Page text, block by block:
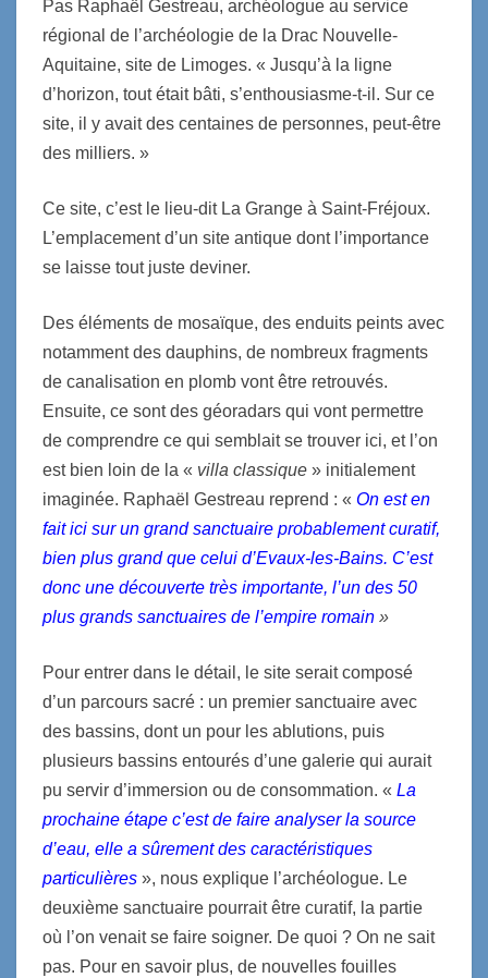
Pas Raphaël Gestreau, archéologue au service
régional de l’archéologie de la Drac Nouvelle-
Aquitaine, site de Limoges. « Jusqu’à la ligne
d’horizon, tout était bâti, s’enthousiasme-t-il. Sur ce
site, il y avait des centaines de personnes, peut-être
des milliers. »
Ce site, c’est le lieu-dit La Grange à Saint-Fréjoux.
L’emplacement d’un site antique dont l’importance
se laisse tout juste deviner.
Des éléments de mosaïque, des enduits peints avec
notamment des dauphins, de nombreux fragments
de canalisation en plomb vont être retrouvés.
Ensuite, ce sont des géoradars qui vont permettre
de comprendre ce qui semblait se trouver ici, et l’on
est bien loin de la « villa classique » initialement
imaginée. Raphaël Gestreau reprend : « On est en
fait ici sur un grand sanctuaire probablement curatif,
bien plus grand que celui d’Evaux-les-Bains. C’est
donc une découverte très importante, l’un des 50
plus grands sanctuaires de l’empire romain »
Pour entrer dans le détail, le site serait composé
d’un parcours sacré : un premier sanctuaire avec
des bassins, dont un pour les ablutions, puis
plusieurs bassins entourés d’une galerie qui aurait
pu servir d’immersion ou de consommation. « La
prochaine étape c’est de faire analyser la source
d’eau, elle a sûrement des caractéristiques
particulières », nous explique l’archéologue. Le
deuxième sanctuaire pourrait être curatif, la partie
où l’on venait se faire soigner. De quoi ? On ne sait
pas. Pour en savoir plus, de nouvelles fouilles